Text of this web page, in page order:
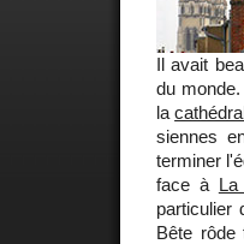
Il avait
du
la
siennes
terminer
face à
particulier
Bête rôde